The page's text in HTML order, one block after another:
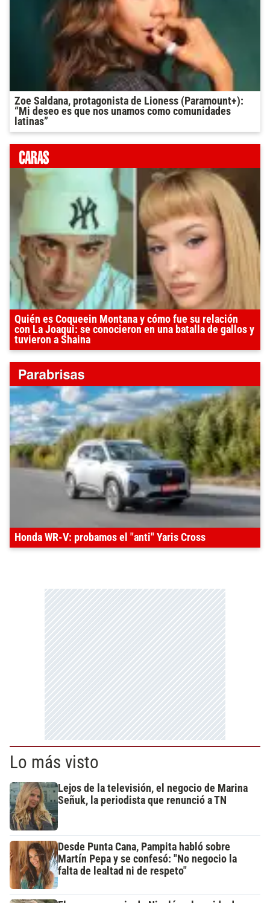
Zoe Saldana, protagonista de Lioness (Paramount+):
“Mi deseo es que nos unamos como comunidades
latinas”
Quién es Coqueein Montana y cómo fue su relación
con La Joaqui: se conocieron en una batalla de gallos y
tuvieron a Shaina
Honda WR-V: probamos el "anti" Yaris Cross
Lo más visto
Lejos de la televisión, el negocio de Marina
Señuk, la periodista que renunció a TN
Desde Punta Cana, Pampita habló sobre
Martín Pepa y se confesó: "No negocio la
falta de lealtad ni de respeto"